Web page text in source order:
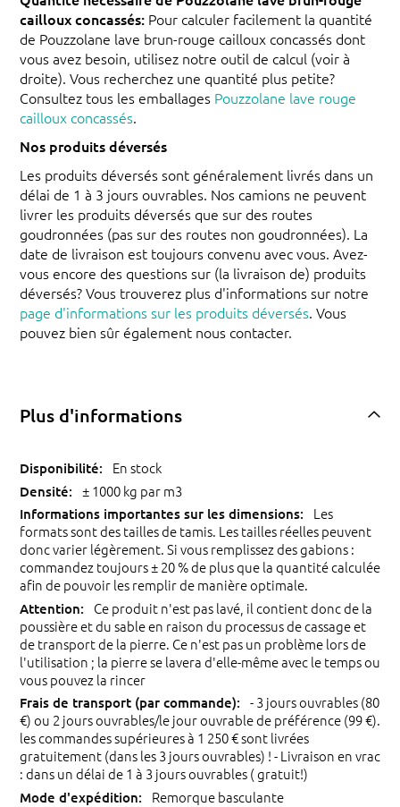
cailloux concassés: Pour calculer facilement la quantité
de Pouzzolane lave brun-rouge cailloux concassés dont
vous avez besoin, utilisez notre outil de calcul (voir à
droite). Vous recherchez une quantité plus petite?
Consultez tous les emballages Pouzzolane lave rouge
cailloux concassés.
Nos produits déversés
Les produits déversés sont généralement livrés dans un
délai de 1 à 3 jours ouvrables. Nos camions ne peuvent
livrer les produits déversés que sur des routes
goudronnées (pas sur des routes non goudronnées). La
date de livraison est toujours convenu avec vous. Avez-
vous encore des questions sur (la livraison de) produits
déversés? Vous trouverez plus d'informations sur notre
page d'informations sur les produits déversés. Vous
pouvez bien sûr également nous contacter.
Plus d'informations
En stock
± 1000 kg par m3
Les
formats sont des tailles de tamis. Les tailles réelles peuvent
donc varier légèrement. Si vous remplissez des gabions :
commandez toujours ± 20 % de plus que la quantité calculée
afin de pouvoir les remplir de manière optimale.
Ce produit n'est pas lavé, il contient donc de la
poussière et du sable en raison du processus de cassage et
de transport de la pierre. Ce n'est pas un problème lors de
l'utilisation ; la pierre se lavera d'elle-même avec le temps ou
vous pouvez la rincer
- 3 jours ouvrables (80
€) ou 2 jours ouvrables/le jour ouvrable de préférence (99 €).
les commandes supérieures à 1 250 € sont livrées
gratuitement (dans les 3 jours ouvrables) ! - Livraison en vrac
: dans un délai de 1 à 3 jours ouvrables ( gratuit!)
Remorque basculante